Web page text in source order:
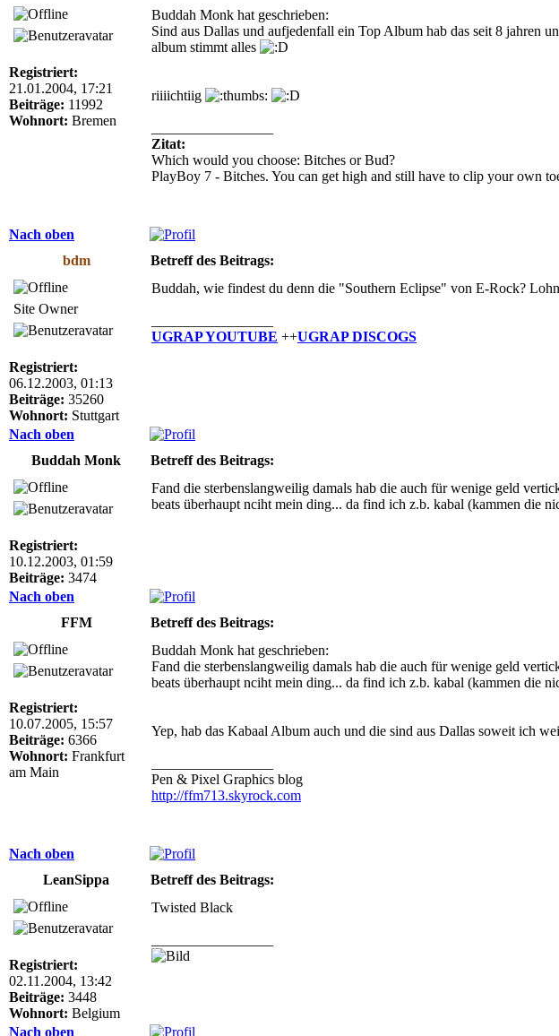
Registriert:
21.01.2004, 17:21
Beiträge: 11992
Wohnort: Bremen
Buddah Monk hat geschrieben:
Sind aus Dallas und aufjedenfall ein Top Album hab das seit 8 jahren
album stimmt alles
riiiichtiig
Zitat:
Which would you choose: Bitches or Bud?
PlayBoy 7 - Bitches. You can get high and still have to clip your own
Nach oben
bdm
Betreff des Beitrags:
Site Owner
Registriert:
06.12.2003, 01:13
Beiträge: 35260
Wohnort: Stuttgart
Buddah, wie findest du denn die "Southern Eclipse" von E-Rock?
UGRAP YOUTUBE ++UGRAP DISCOGS
Nach oben
Buddah Monk
Betreff des Beitrags:
Registriert:
10.12.2003, 01:59
Beiträge: 3474
Fand die sterbenslangweilig damals hab die auch für wenige geld
beats überhaupt nciht mein ding... da find ich z.b. kabal (kammen die
Nach oben
FFM
Betreff des Beitrags:
Registriert:
10.07.2005, 15:57
Beiträge: 6366
Wohnort: Frankfurt
am Main
Buddah Monk hat geschrieben:
Fand die sterbenslangweilig damals hab die auch für wenige geld
beats überhaupt nciht mein ding... da find ich z.b. kabal (kammen die
Yep, hab das Kabaal Album auch und die sind aus Dallas soweit ich
Pen & Pixel Graphics blog
http://ffm713.skyrock.com
Nach oben
LeanSippa
Betreff des Beitrags:
Registriert:
02.11.2004, 13:42
Beiträge: 3448
Wohnort: Belgium
Twisted Black
Nach oben